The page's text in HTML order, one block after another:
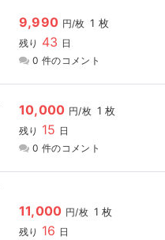
9,990 円/枚 1 枚
残り 43 日
0 件のコメント
10,000 円/枚 1 枚
残り 15 日
0 件のコメント
11,000 円/枚 1 枚
残り 16 日